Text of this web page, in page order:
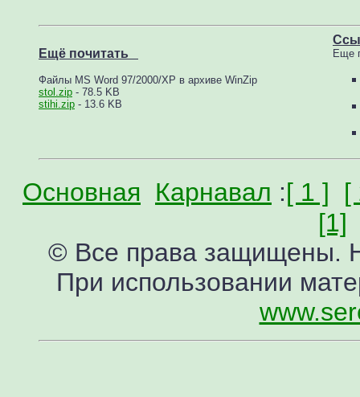
Ещё почитать
Файлы MS Word 97/2000/XP в архиве WinZip
stol.zip - 78.5 KB
stihi.zip - 13.6 KB
Еще
Основная Карнавал :[ 1 ]
[
[1]
© Все права защищены.
При использовании